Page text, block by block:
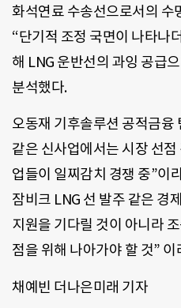
화석연료 수송선으로서의 수
“단기적 조정 국면이 나타나
해 LNG 운반선의 과잉 공급
분석했다.
오동재 기후솔루션 공적금융
같은 신사업에서는 시장 선점
업들이 일찌감치 경쟁 중”이
잠비크 LNG 선 발주 같은 경
지원을 기다릴 것이 아니라
점을 위해 나아가야 할 것”
채예빈 더나은미래 기자